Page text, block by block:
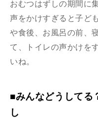
おむつはずしの期間に
声をかけすぎると子ど
や食後、お風呂の前、
て、トイレの声かけを
いね。
■みんなどうしてる
し